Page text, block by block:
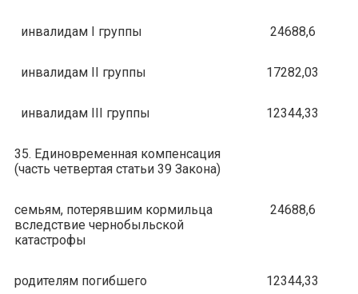
инвалидам I группы 24688,6
инвалидам II группы 17282,03
инвалидам III группы 12344,33
35. Единовременная компенсация
(часть четвертая статьи 39 Закона)
семьям, потерявшим кормильца
вследствие чернобыльской
катастрофы
24688,6
родителям погибшего 12344,33